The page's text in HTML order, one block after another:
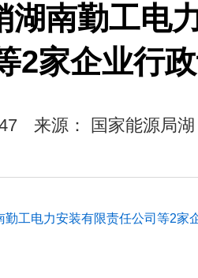
湖南勤工电
2家企业行
来源： 国家能源局湖
勤工电力安装有限责任公司等2家